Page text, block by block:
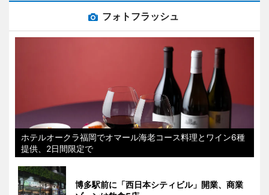
フォトフラッシュ
ホテルオークラ福岡でオマール海老コース料理とワイン6種
提供、2日間限定で
博多駅前に「西日本シティビル」開業、商業